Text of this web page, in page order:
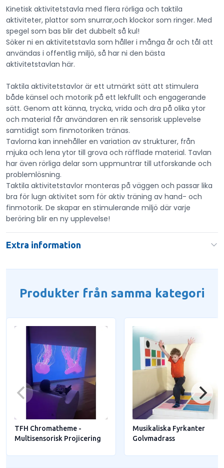
Kinetisk aktivitetstavla med flera rörliga och taktila
aktiviteter, plattor som snurrar,och klockor som ringer. Med
spegel som bas blir det dubbelt så kul!
Söker ni en aktivitetstavla som håller i många år och tål att
användas i offentlig miljö, så har ni den bästa
aktivitetstavlan här.
Taktila aktivitetstavlor är ett utmärkt sätt att stimulera
både känsel och motorik på ett lekfullt och engagerande
sätt. Genom att känna, trycka, vrida och dra på olika ytor
och material får användaren en rik sensorisk upplevelse
samtidigt som finmotoriken tränas.
Tavlorna kan innehåller en variation av strukturer, från
mjuka och lena ytor till grova och räfflade material. Tavlan
har även rörliga delar som uppmuntrar till utforskande och
problemlösning.
Taktila aktivitetstavlor monteras på väggen och passar lika
bra för lugn aktivitet som för aktiv träning av hand- och
finmotorik. De skapar en stimulerande miljö där varje
beröring blir en ny upplevelse!
Extra information
Produkter från samma kategori
TFH Chromatheme -
Multisensorisk Projicering
Musikaliska Fyrkanter
Golvmadrass